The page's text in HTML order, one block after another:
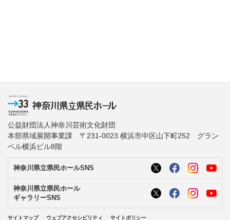
公益財団法人神奈川芸術文化財団
本部県域展開事業課 〒231-0023 横浜市中区山下町252 グラン
ベル横浜ビル8階
神奈川県立県民ホールSNS
神奈川県立県民ホール
ギャラリーSNS
サイトマップ ウェブアクセシビリティ サイトポリシー